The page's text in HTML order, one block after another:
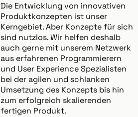
Die Entwicklung von innovativen
Produktkonzepten ist unser
Kerngebiet. Aber Konzepte für sich
sind nutzlos. Wir helfen deshalb
auch gerne mit unserem Netzwerk
aus erfahrenen Programmierern
und User Experience Spezialisten
bei der agilen und schlanken
Umsetzung des Konzepts bis hin
zum erfolgreich skalierenden
fertigen Produkt.